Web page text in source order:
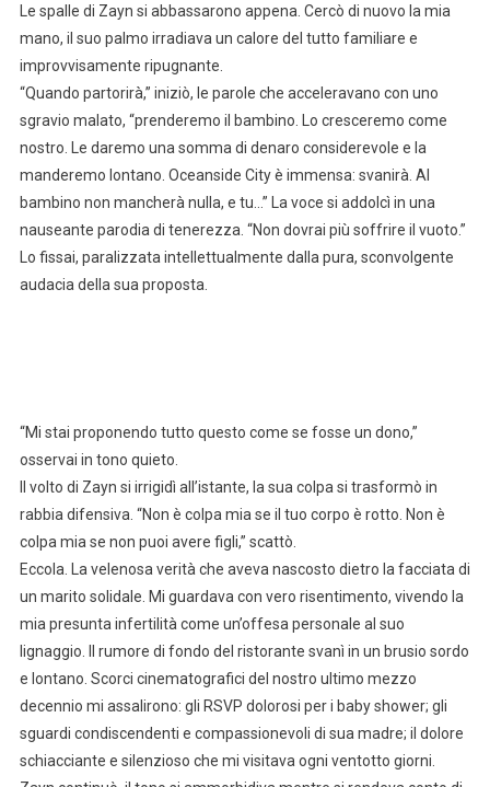
Le spalle di Zayn si abbassarono appena. Cercò di nuovo la mia
mano, il suo palmo irradiava un calore del tutto familiare e
improvvisamente ripugnante.
“Quando partorirà,” iniziò, le parole che acceleravano con uno
sgravio malato, “prenderemo il bambino. Lo cresceremo come
nostro. Le daremo una somma di denaro considerevole e la
manderemo lontano. Oceanside City è immensa: svanirà. Al
bambino non mancherà nulla, e tu…” La voce si addolcì in una
nauseante parodia di tenerezza. “Non dovrai più soffrire il vuoto.”
Lo fissai, paralizzata intellettualmente dalla pura, sconvolgente
audacia della sua proposta.
“Mi stai proponendo tutto questo come se fosse un dono,”
osservai in tono quieto.
Il volto di Zayn si irrigidì all’istante, la sua colpa si trasformò in
rabbia difensiva. “Non è colpa mia se il tuo corpo è rotto. Non è
colpa mia se non puoi avere figli,” scattò.
Eccola. La velenosa verità che aveva nascosto dietro la facciata di
un marito solidale. Mi guardava con vero risentimento, vivendo la
mia presunta infertilità come un’offesa personale al suo
lignaggio. Il rumore di fondo del ristorante svanì in un brusio sordo
e lontano. Scorci cinematografici del nostro ultimo mezzo
decennio mi assalirono: gli RSVP dolorosi per i baby shower; gli
sguardi condiscendenti e compassionevoli di sua madre; il dolore
schiacciante e silenzioso che mi visitava ogni ventotto giorni.